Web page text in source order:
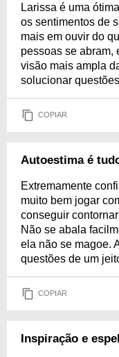
Larissa é uma
os sentimentos de
mais em ouvir do
pessoas se abram,
visão mais ampla
solucionar
COPIAR
Autoestima é
Extremamente
muito bem jogar
conseguir
Não se abala
ela não se magoe.
questões de um
COPIAR
Inspiração e